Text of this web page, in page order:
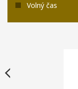
Volný čas